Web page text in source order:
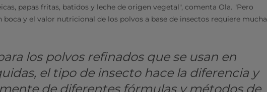
papas fritas, batidos y leche de origen vegetal", comenta Ola. "Pero
boca y el valor nutricional de los polvos a base de insectos requiere mucha
los polvos refinados que se usan en
el tipo de insecto hace la diferencia y
de diferentes fórmulas y métodos de